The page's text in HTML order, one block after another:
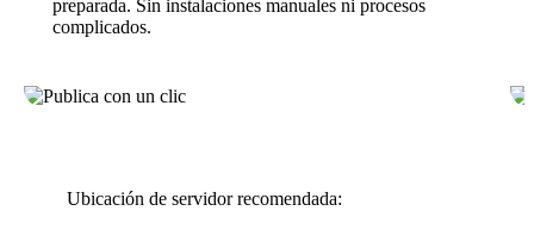
preparada. Sin instalaciones manuales ni procesos
complicados.
Ubicación de servidor recomendada: